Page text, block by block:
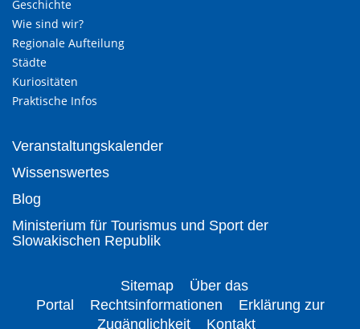
Geschichte
Wie sind wir?
Regionale Aufteilung
Städte
Kuriositäten
Praktische Infos
Veranstaltungskalender
Wissenswertes
Blog
Ministerium für Tourismus und Sport der
Slowakischen Republik
Sitemap
Über das
Portal
Rechtsinformationen
Erklärung zur
Zugänglichkeit
Kontakt